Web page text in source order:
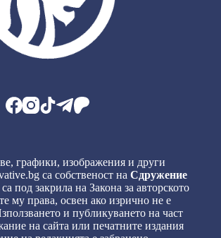
графики, изображения и други
са собственост наСдружение
под закрила на Закона за авторското
му права, освен ако изрично не е
и публикуването на част
на сайта или печатните издания